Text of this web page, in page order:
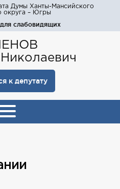
Думы Ханты-Мансийского
округа – Югры
слабовидящих
к депутату